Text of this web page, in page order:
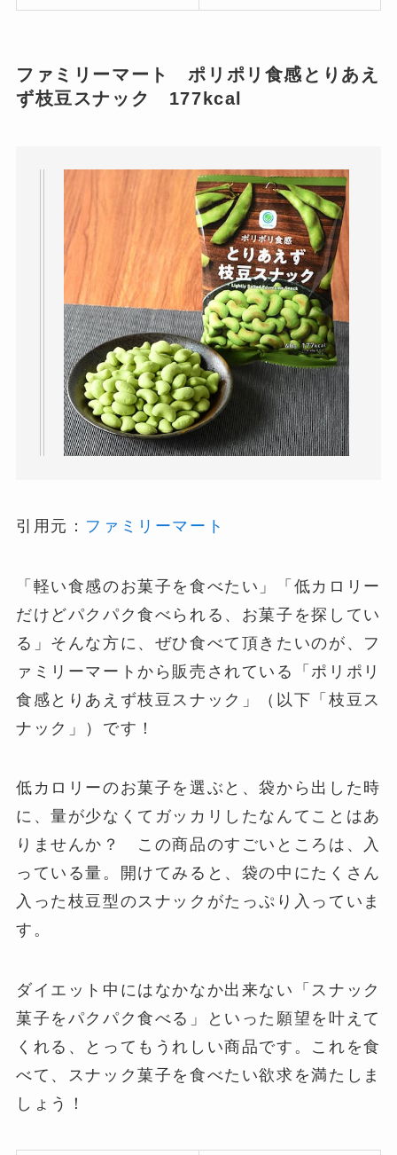
ファミリーマート ポリポリ食感とりあえ
ず枝豆スナック 177kcal
引用元： ファミリーマート
「軽い食感のお菓子を食べたい」「低カロリー
だけどパクパク食べられる、お菓子を探してい
る」そんな方に、ぜひ食べて頂きたいのが、フ
ァミリーマートから販売されている「ポリポリ
食感とりあえず枝豆スナック」（以下「枝豆ス
ナック」）です！
低カロリーのお菓子を選ぶと、袋から出した時
に、量が少なくてガッカリしたなんてことはあ
りませんか？ この商品のすごいところは、入
っている量。開けてみると、袋の中にたくさん
入った枝豆型のスナックがたっぷり入っていま
す。
ダイエット中にはなかなか出来ない「スナック
菓子をパクパク食べる」といった願望を叶えて
くれる、とってもうれしい商品です。これを食
べて、スナック菓子を食べたい欲求を満たしま
しょう！